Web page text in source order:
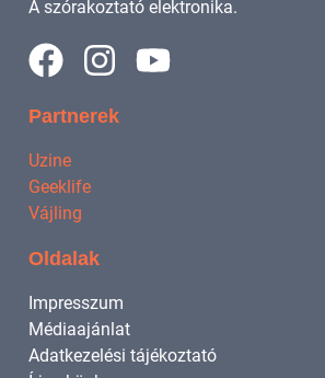
A szórakoztató elektronika.
Partnerek
Uzine
Geeklife
Vájling
Oldalak
Impresszum
Médiaajánlat
Adatkezelési tájékoztató